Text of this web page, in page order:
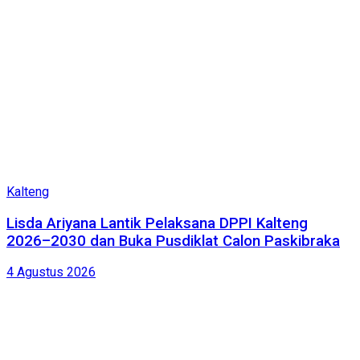
Kalteng
Lisda Ariyana Lantik Pelaksana DPPI Kalteng
2026–2030 dan Buka Pusdiklat Calon Paskibraka
4 Agustus 2026